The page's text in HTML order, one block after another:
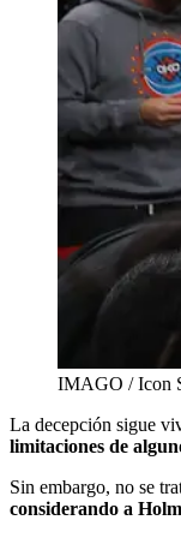
IMAGO / Icon
La decepción sigue
limitaciones de
Sin embargo, no se
considerando a